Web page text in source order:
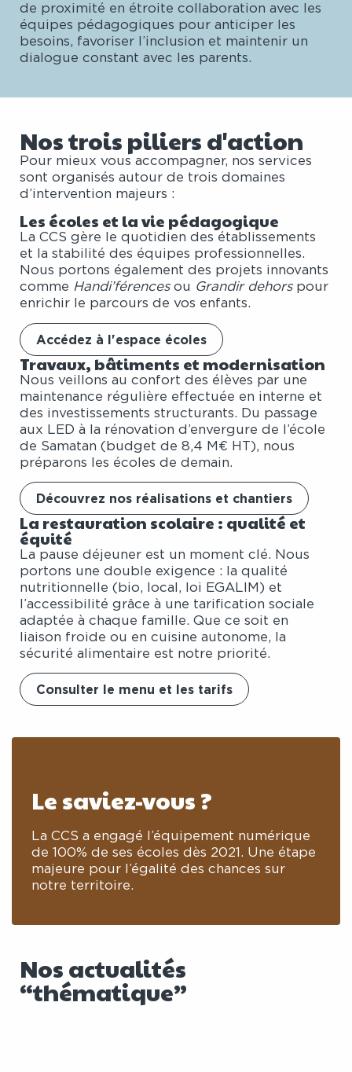
de proximité en étroite collaboration avec les
équipes pédagogiques pour anticiper les
besoins, favoriser l’inclusion et maintenir un
dialogue constant avec les parents.
Nos trois piliers d'action
Pour mieux vous accompagner, nos services
sont organisés autour de trois domaines
d’intervention majeurs :
Les écoles et la vie pédagogique
La CCS gère le quotidien des établissements
et la stabilité des équipes professionnelles.
Nous portons également des projets innovants
comme Handi’férencesou Grandir dehorspour
enrichir le parcours de vos enfants.
Accédez à l'espace écoles
Travaux, bâtiments et modernisation
Nous veillons au confort des élèves par une
maintenance régulière effectuée en interne et
des investissements structurants. Du passage
aux LED à la rénovation d’envergure de l’école
de Samatan (budget de 8,4 M€ HT), nous
préparons les écoles de demain.
Découvrez nos réalisations et chantiers
La restauration scolaire : qualité et
équité
La pause déjeuner est un moment clé. Nous
portons une double exigence : la qualité
nutritionnelle (bio, local, loi EGALIM) et
l’accessibilité grâce à une tarification sociale
adaptée à chaque famille. Que ce soit en
liaison froide ou en cuisine autonome, la
sécurité alimentaire est notre priorité.
Consulter le menu et les tarifs
Le saviez-vous ?
La CCS a engagé l’équipement numérique
de 100% de ses écoles dès 2021. Une étape
majeure pour l’égalité des chances sur
notre territoire.
Nos actualités
“thématique”